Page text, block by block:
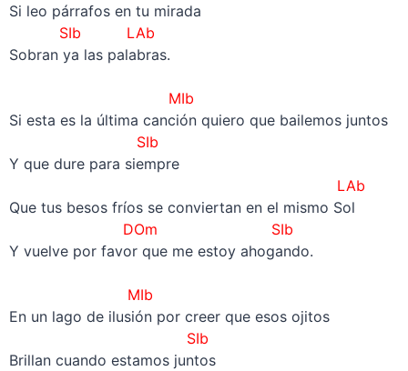
Si leo párrafos en tu mirada
SIb LAb
Sobran ya las palabras.
MIb
Si esta es la última canción quiero que bailemos juntos
SIb
Y que dure para siempre
LAb
Que tus besos fríos se conviertan en el mismo Sol
DOm SIb
Y vuelve por favor que me estoy ahogando.
MIb
En un lago de ilusión por creer que esos ojitos
SIb
Brillan cuando estamos juntos